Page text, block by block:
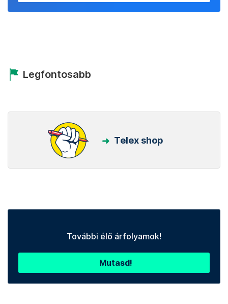
Legfontosabb
Telex shop
További élő árfolyamok!
Mutasd!